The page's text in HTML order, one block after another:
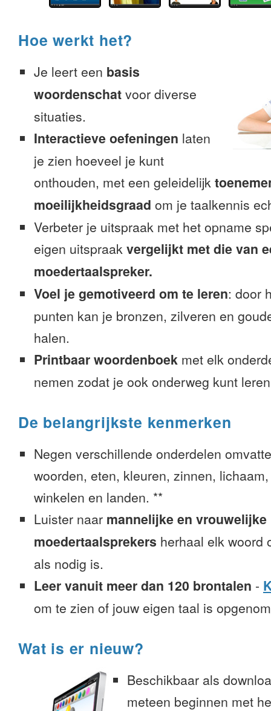
Hoe werkt het?
Je leert een basis
woordenschat voor diverse
situaties.
Interactieve oefeningen laten
je zien hoeveel je kunt
onthouden, met een geleidelijk
moeilijkheidsgraad om je taalkennis
Verbeter je uitspraak met het opname
eigen uitspraak vergelijkt met die van
moedertaalspreker.
Voel je gemotiveerd om te leren: door
punten kan je bronzen, zilveren en
halen.
Printbaar woordenboek met elk
nemen zodat je ook onderweg kunt
De belangrijkste kenmerken
Negen verschillende onderdelen
woorden, eten, kleuren, zinnen,
winkelen en landen. **
Luister naar mannelijke en vrouwelijke
moedertaalsprekers herhaal elk woord
als nodig is.
Leer vanuit meer dan 120 brontalen -
om te zien of jouw eigen taal is
Wat is er nieuw?
Beschikbaar als
meteen beginnen met